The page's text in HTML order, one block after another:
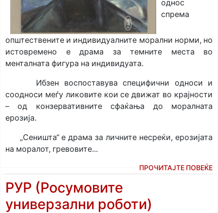
однос
спрема
општествените и индивидуалните морални норми, но
истовремено е драма за темните места во
менталната фигура на индивидуата.
Ибзен воспоставува специфични односи и
соодноси меѓу ликовите кои се движат во крајности
– од конзервативните сфаќања до моралната
ерозија.
„Сеништа“ е драма за личните несреќи, ерозијата
на моралот, гревовите...
ПРОЧИТАЈТЕ ПОВЕЌЕ
РУР (Росумовите
универзални роботи)